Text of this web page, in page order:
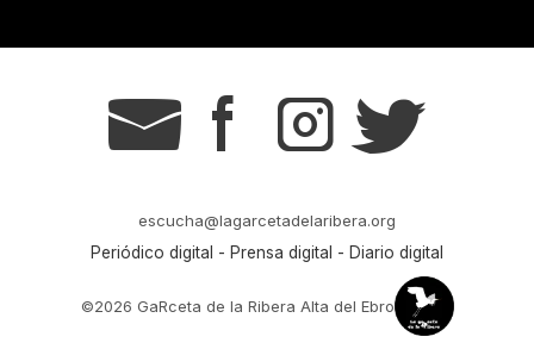
g s t r
escucha@lagarcetadelaribera.org
Periódico digital - Prensa digital - Diario digital
©2026 GaRceta de la Ribera Alta del Ebro